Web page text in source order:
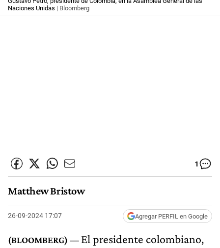
Naciones Unidas | Bloomberg
1
Matthew Bristow
26-09-2024 17:07 Agregar PERFIL en Google
El presidente colombiano,